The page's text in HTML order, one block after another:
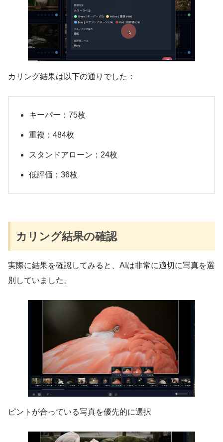
カリング結果は以下の通りでした：
キーパー：75枚
重複：484枚
スタンドアローン：24枚
低評価：36枚
カリング結果の確認
実際に結果を確認してみると、AIは非常に適切に写真を選
別していました。
ピントが合っている写真を優先的に選択